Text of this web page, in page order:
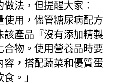
法，但提醒大家︰
使用，儘管糖尿病配方
該產品『沒有添加精製
合物。使用營養品時要
容 ， 搭配蔬菜和優質蛋
。」